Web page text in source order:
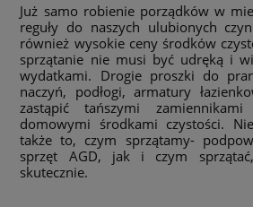
Już samo robienie porządków w
reguły do naszych ulubionych
również wysokie ceny środków
sprzątanie nie musi być udręką i
wydatkami. Drogie proszki do
naczyń, podłogi, armatury
zastąpić tańszymi
domowymi środkami czystości.
także to, czym sprzątamy-
sprzęt AGD, jak i czym
skutecznie.